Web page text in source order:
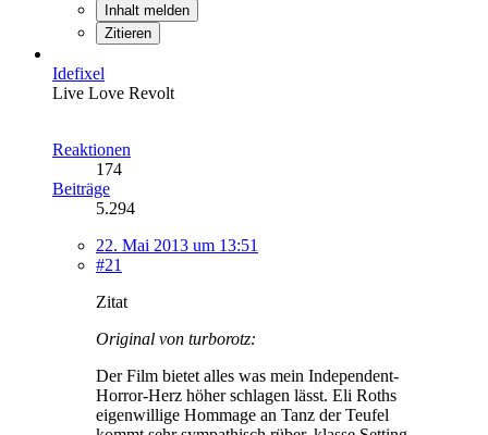
Inhalt melden
Zitieren
Idefixel
Live Love Revolt
Reaktionen
174
Beiträge
5.294
22. Mai 2013 um 13:51
#21
Zitat
Original von turborotz:
Der Film bietet alles was mein Independent-
Horror-Herz höher schlagen lässt. Eli Roths
eigenwillige Hommage an Tanz der Teufel